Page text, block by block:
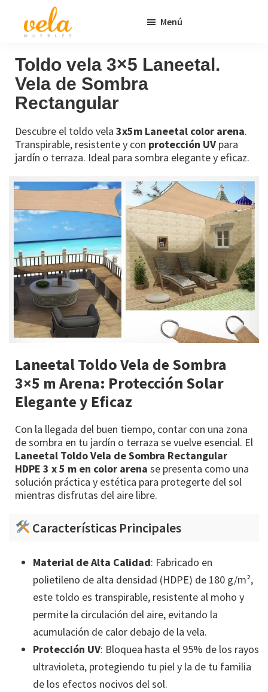
principal
página
Muebles
Baratos
Online
Outlet
Menú
Toldo vela 3×5 Laneetal.
Vela de Sombra
Rectangular
Descubre el toldo vela 3x5m Laneetal color arena.
Transpirable, resistente y con protección UV para
jardín o terraza. Ideal para sombra elegante y eficaz.
Laneetal Toldo Vela de Sombra
3×5 m Arena: Protección Solar
Elegante y Eficaz
Con la llegada del buen tiempo, contar con una zona
de sombra en tu jardín o terraza se vuelve esencial. El
Laneetal Toldo Vela de Sombra Rectangular
HDPE 3 x 5 m en color arena se presenta como una
solución práctica y estética para protegerte del sol
mientras disfrutas del aire libre.
Características Principales
Material de Alta Calidad: Fabricado en
polietileno de alta densidad (HDPE) de 180 g/m²,
este toldo es transpirable, resistente al moho y
permite la circulación del aire, evitando la
acumulación de calor debajo de la vela.
Protección UV: Bloquea hasta el 95% de los rayos
ultravioleta, protegiendo tu piel y la de tu familia
de los efectos nocivos del sol.